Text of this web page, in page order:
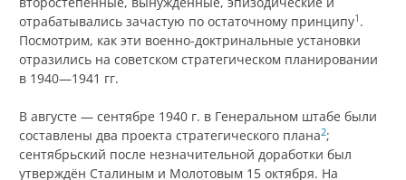
отрабатывались зачастую по остаточному принципу1 .
Посмотрим, как эти военно-доктринальные установки
отразились на советском стратегическом планировании
в 1940—1941 гг.
В августе — сентябре 1940 г. в Генеральном штабе были
составлены два проекта стратегического плана2;
сентябрьский после незначительной доработки был
утверждён Сталиным и Молотовым 15 октября. На